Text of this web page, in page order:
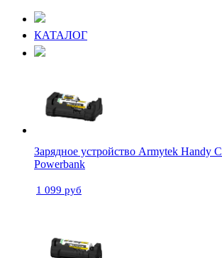
КАТАЛОГ
Зарядное устройство Armytek Handy
Powerbank
1 099 руб